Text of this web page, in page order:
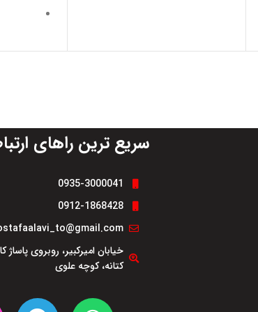
سریع ترین راهای
0935-3000041
0912-1868428
خیابان امیرکبیر، روبروی پاساژ
کتانه، کوچه علوی